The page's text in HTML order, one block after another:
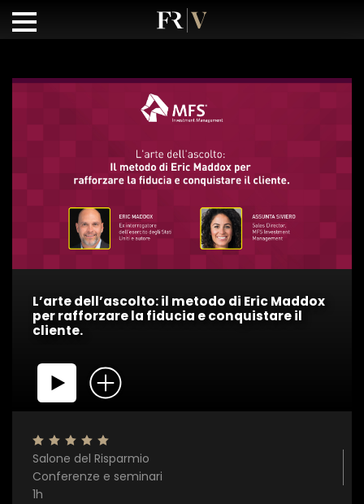
L’arte dell’ascolto: il metodo di Eric Maddox
per rafforzare la fiducia e conquistare il
cliente.
Salone del Risparmio
Conferenze e seminari
1h